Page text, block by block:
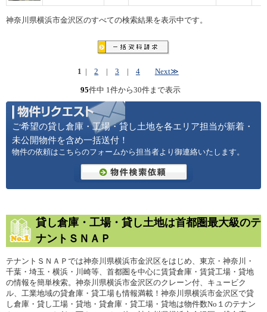
神奈川県横浜市金沢区のすべての検索結果を表示中です。
1 | 2 | 3 | 4 Next≫
95件中 1件から30件まで表示
ご希望の貸し倉庫・工場・貸し土地を各エリア担当が新着・
未公開物件を含め一括送付！
物件の依頼はこちらのフォームから担当者より御連絡いたします。
貸し倉庫・工場・貸し土地は首都圏最大級のテ
ナントＳＮＡＰ
テナントＳＮＡＰでは神奈川県横浜市金沢区をはじめ、東京・神奈川・
千葉・埼玉・横浜・川崎等、首都圏を中心に賃貸倉庫・賃貸工場・貸地
の情報を簡単検索。神奈川県横浜市金沢区のクレーン付、キュービク
ル、工業地域の貸倉庫・貸工場も情報満載！神奈川県横浜市金沢区で貸
し倉庫・貸し工場・貸地・貸倉庫・貸工場・貸地は物件数No１のテナン